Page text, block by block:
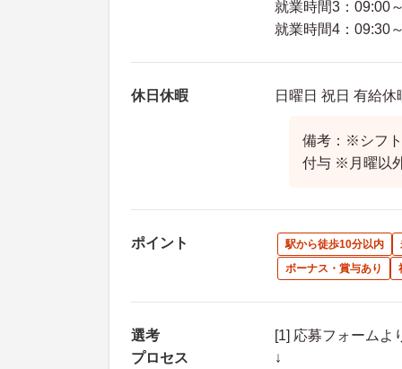
就業時間3：09:00
就業時間4：09:30
休日休暇 日曜日 祝日 有給休
備考：※シフ
付与 ※月曜以
ポイント 駅から徒歩10分以内
ボーナス・賞与あり
選考
プロセス
[1] 応募フォームよ
↓